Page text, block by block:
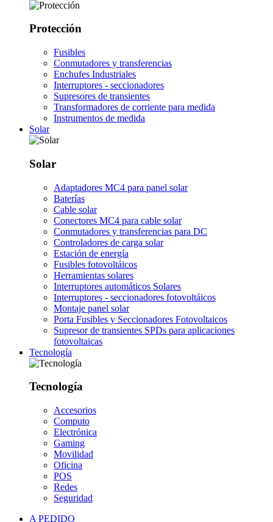
Protección
Fusibles
Conmutadores y transferencias
Enchufes Industriales
Interruptores - seccionadores
Supresores de transientes
Transformadores de corriente para medida
Instrumentos de medida
Solar
Solar
Adaptadores MC4 para panel solar
Baterías
Cable solar
Conectores MC4 para cable solar
Conmutadores y transferencias para DC
Controladores de carga solar
Estación de energía
Fusibles fotovoltáicos
Herramientas solares
Interruptores automáticos Solares
Interruptores - seccionadores fotovoltáicos
Montaje panel solar
Porta Fusibles y Seccionadores Fotovoltaicos
Supresor de transientes SPDs para aplicaciones
fotovoltaicas
Tecnología
Tecnología
Accesorios
Computo
Electrónica
Gaming
Movilidad
Oficina
POS
Redes
Seguridad
A PEDIDO